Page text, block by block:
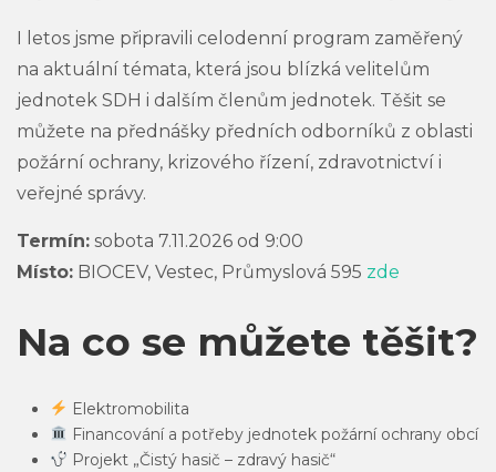
I letos jsme připravili celodenní program zaměřený
na aktuální témata, která jsou blízká velitelům
jednotek SDH i dalším členům jednotek. Těšit se
můžete na přednášky předních odborníků z oblasti
požární ochrany, krizového řízení, zdravotnictví i
veřejné správy.
Termín: sobota 7.11.2026 od 9:00
Místo: BIOCEV, Vestec, Průmyslová 595 zde
Na co se můžete těšit?
Elektromobilita
Financování a potřeby jednotek požární ochrany obcí
Projekt „Čistý hasič – zdravý hasič“